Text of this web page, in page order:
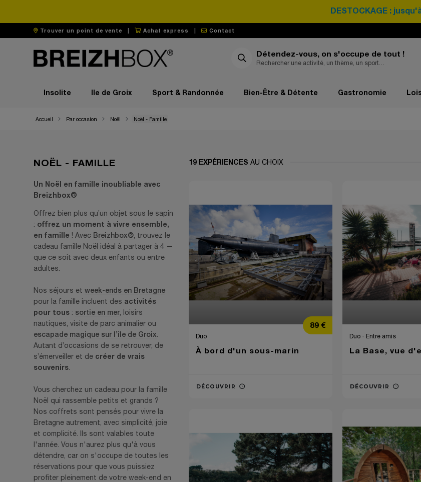
DESTOCKAGE : jusqu'à -29€
Trouver un point de vente Achat express Contact
Détendez-vous, on s'occupe de tout !
Insolite Ile de Groix Sport & Randonnée Bien-Être & Détente Gastronomie
Accueil Par occasion Noël Noël - Famille
NOËL - FAMILLE
Un Noël en famille inoubliable avec
Breizhbox®
Offrez bien plus qu’un objet sous le sapin
: offrez un moment à vivre ensemble,
en famille ! Avec Breizhbox® , trouvez le
cadeau famille Noël idéal à partager à 4 —
que ce soit avec deux enfants ou entre
adultes.
Nos séjours et week-ends en Bretagne
pour la famille incluent des activités
pour tous : sortie en mer , loisirs
nautiques, visite de parc animalier ou
escapade magique sur l’île de Groix
Autant d’occasions de se retrouver, de
s’émerveiller et de créer de vrais
souvenirs
Vous cherchez un cadeau pour la famille
Noël qui rassemble petits et grands ?
Nos coffrets sont pensés pour vivre la
Bretagne autrement, avec simplicité, joie
et complicité. Ils sont valables toute
l'année. Vous n'aurez plus qu'à vous
détendre, car on s'occupe de toutes les
réservations pour que vous puissiez
profiter pleinement de votre week-end en
19 EXPÉRIENCES AU CHOIX
Prix89 €
Duo
À bord d'un sous-marin
DÉCOUVRIR
Duo Entre amis
La Base, vue
DÉCOUVRIR